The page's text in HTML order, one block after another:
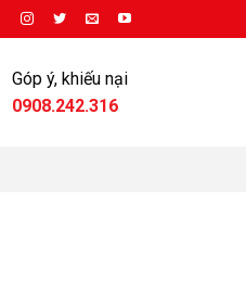
Góp ý, khiếu nại
0908.242.316